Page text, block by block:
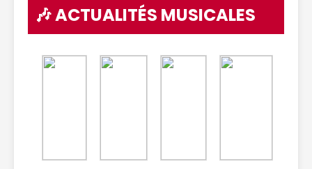
🎶 ACTUALITÉS MUSICALES